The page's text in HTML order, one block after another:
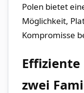
Polen bietet
Möglichkeit,
​Kompromisse
zwei